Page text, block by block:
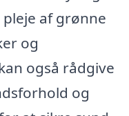
af grønne
og
også rådgive
og